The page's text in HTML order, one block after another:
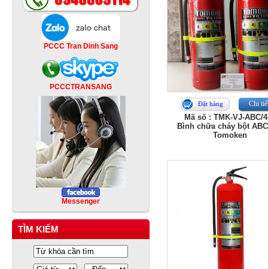
PCCC Tran Dinh Sang
PCCCTRANSANG
Messenger
TÌM KIẾM
Đặt hàng Chi
Mã số : TMK-VJ-ABC/
Bình chữa cháy bột
Tomoken